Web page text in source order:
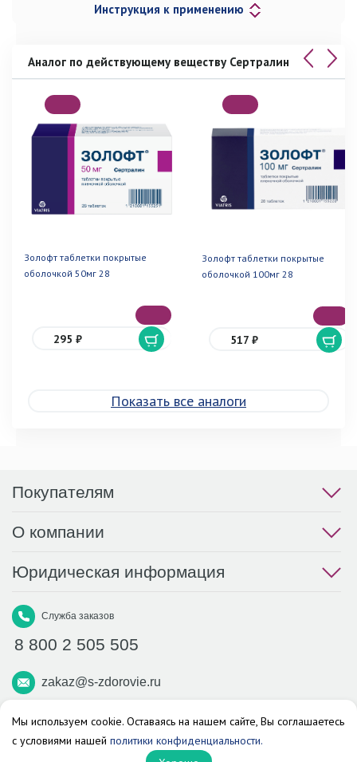
Инструкция к применению
Аналог по действующему веществу Сертралин
Золофт таблетки покрытые
оболочкой 50мг 28
295 ₽
Золофт таблетки покрытые
оболочкой 100мг 28
517 ₽
Показать все аналоги
Покупателям
О компании
Юридическая информация
Служба заказов
8 800 2 505 505
zakaz@s-zdorovie.ru
Макс Вконтакте Телеграм
Аптека «Здоровье»
Мы используем cookie. Оставаясь на нашем сайте, Вы соглашаетесь
с условиями нашей политики конфиденциальности.